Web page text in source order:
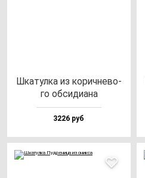
Шка­тул­ка из ко­рич­не­во­
го об­си­ди­ана
3226 руб